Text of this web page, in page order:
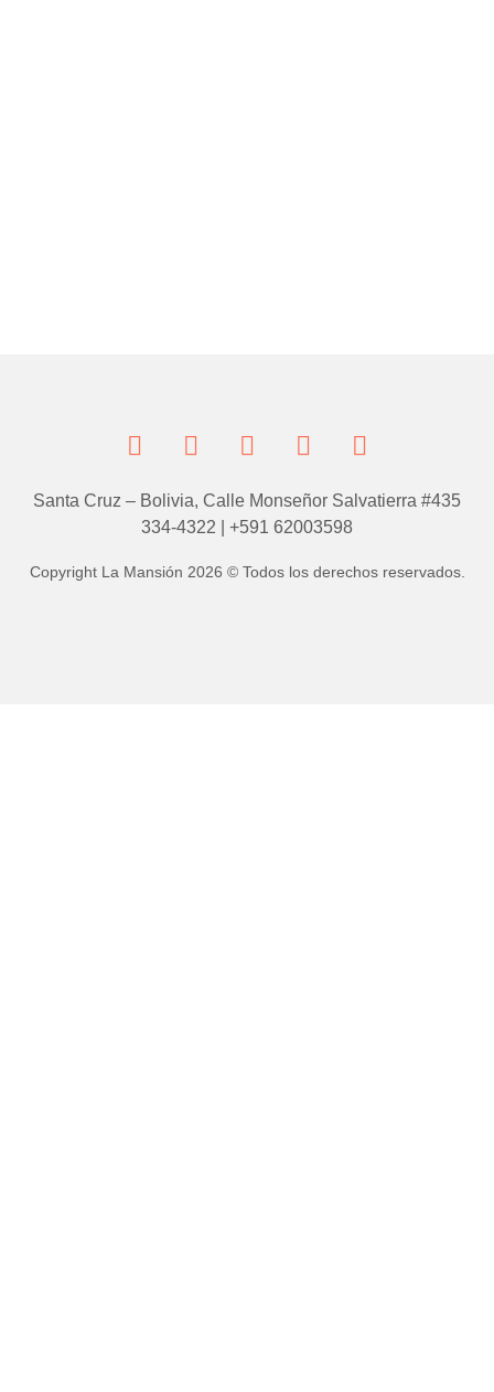
Santa Cruz – Bolivia, Calle Monseñor Salvatierra #435
334-4322 | +591 62003598
Copyright La Mansión 2026 © Todos los derechos reservados.